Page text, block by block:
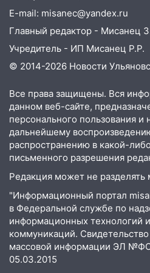
09:51 В Заволжском
загорелись
09:45 В Заволжском
загорелся гаражный
09:28 В Майнском
дачный дом
08:28 УлГУ получит
создание
анализатора
07:17
Какая погода
область днём 4
07:10 В Ульяновске
вооружённых человек,
женщины
E-mail: misanec@yandex.ru
Главный редактор - Мисанец
Учредитель - ИП Мисанец Р.Р.
© 2014-2026 Новости
Все права защищены. Вся
данном веб-сайте,
персонального пользования и
дальнейшему
распространению в какой-
письменного разрешения
Редакция может не разделять
"Информационный портал
в Федеральной службе по
информационных технологий
коммуникаций.
массовой информации ЭЛ
05.03.2015